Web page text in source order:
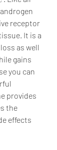
receptor
It is a
as well
gains
you can
provides
the
effects